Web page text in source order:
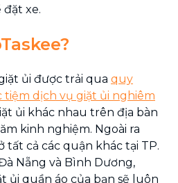
đặt xe.
ủi được trải qua quy
dịch vụ giặt ủi nghiêm
ủi khác nhau trên địa bàn
kinh nghiệm. Ngoài ra
tất cả các quận khác tại TP.
Nẵng và Bình Dương,
ủi quần áo của bạn sẽ luôn